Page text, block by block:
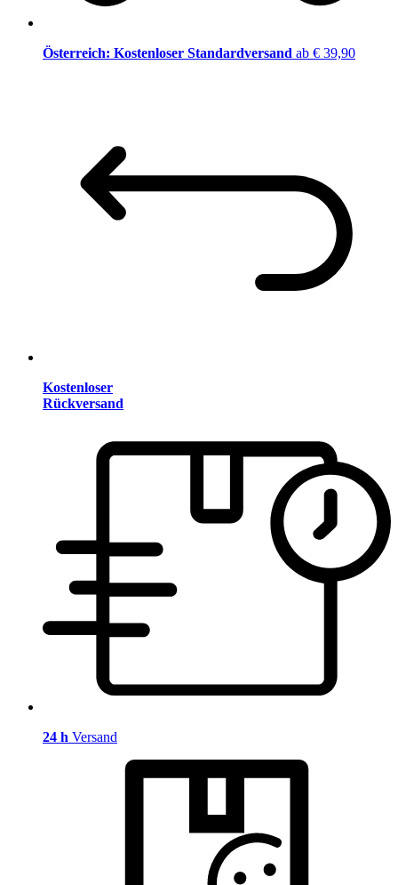
Österreich: Kostenloser Standardversand ab € 39,90
Kostenloser
Rückversand
24 h Versand